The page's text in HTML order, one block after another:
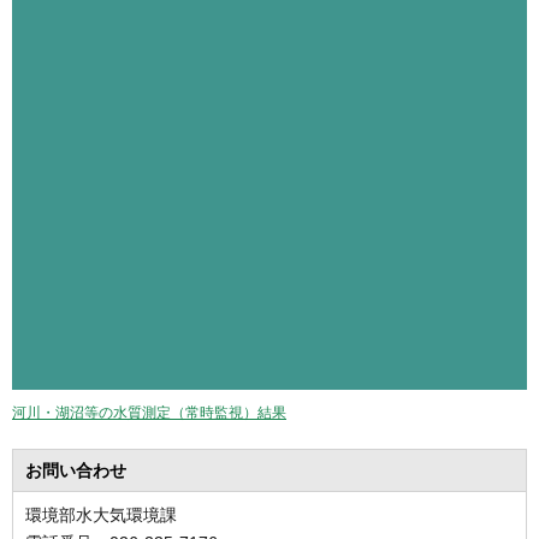
河川・湖沼等の水質測定（常時監視）結果
お問い合わせ
環境部水大気環境課